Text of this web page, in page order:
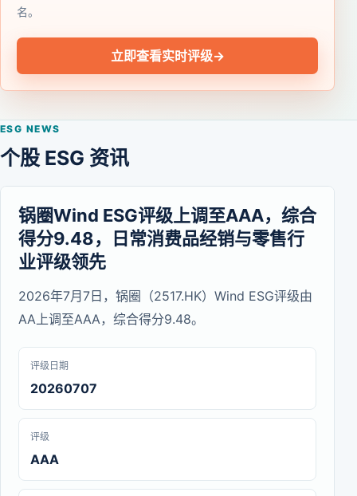
名。
立即查看实时评级→
ESG NEWS
个股 ESG 资讯
锅圈Wind ESG评级上调至AAA，综合
得分9.48，日常消费品经销与零售行
业评级领先
2026年7月7日，锅圈（2517.HK）Wind ESG评级由
AA上调至AAA，综合得分9.48。
评级日期
20260707
评级
AAA